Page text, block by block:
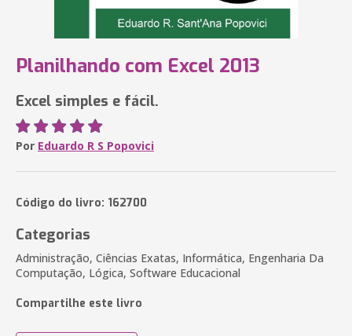
Planilhando com Excel 2013
Excel simples e fácil.
Por Eduardo R S Popovici
Código do livro: 162700
Categorias
Administração, Ciências Exatas, Informática, Engenharia Da
Computação, Lógica, Software Educacional
Compartilhe este livro